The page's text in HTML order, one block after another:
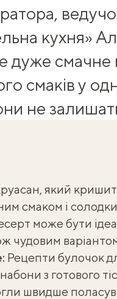
кухня»
дуже
смаків у
не
який
смаком і
може бути
чудовим
Рецепти булочок
з готового
швидше